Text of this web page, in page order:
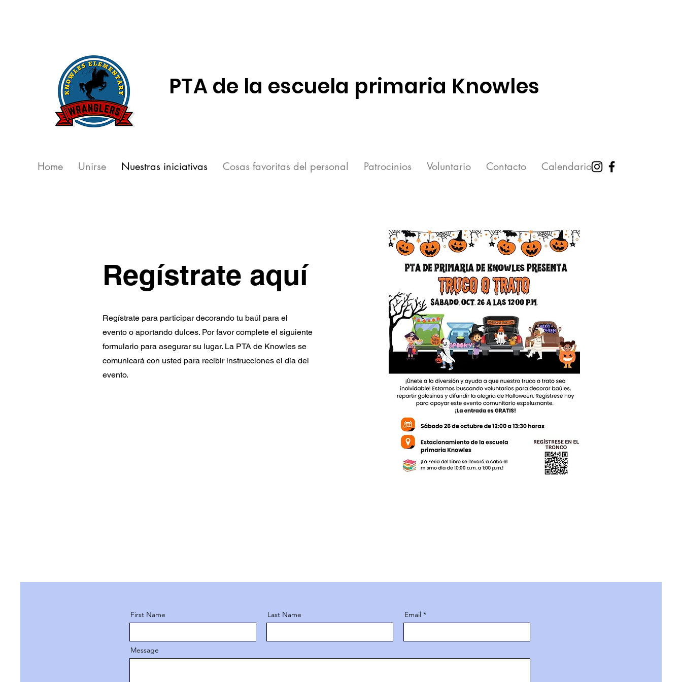
PTA de la escuela primaria Knowles
Home Unirse Nuestras iniciativas Cosas favoritas del personal Patrocinios Voluntario Contacto Calendario
Regístrate aquí
Regístrate para participar decorando tu baúl para el
evento o aportando dulces. Por favor complete el siguiente
formulario para asegurar su lugar. La PTA de Knowles se
comunicará con usted para recibir instrucciones el día del
evento.
First Name Last Name Email
Message